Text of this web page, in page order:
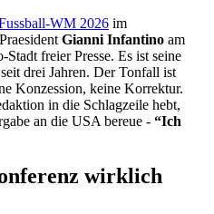
WM 2026 im
Gianni Infantino am
freier Presse. Es ist seine
drei Jahren. Der Tonfall ist
Konzession, keine Korrektur.
in die Schlagzeile hebt,
an die USA bereue - “Ich
wirklich